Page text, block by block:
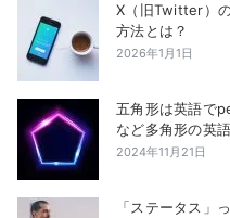
X（旧Twitter）
方法とは？
2026年1月1日
五角形は英語で
など多角形の英
2024年11月21日
「ステータス」